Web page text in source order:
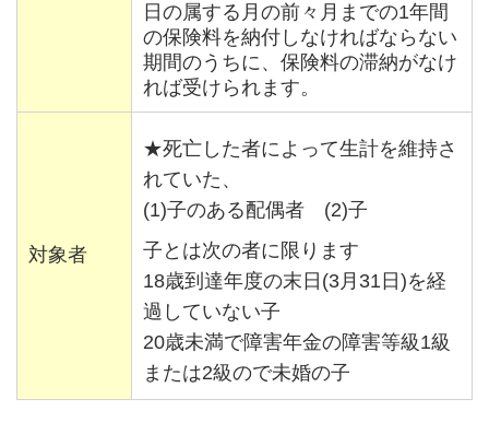
日の属する月の前々月までの1年間
の保険料を納付しなければならない
期間のうちに、保険料の滞納がなけ
れば受けられます。
対象者
★死亡した者によって生計を維持さ
れていた、
(1)子のある配偶者 (2)子
子とは次の者に限ります
18歳到達年度の末日(3月31日)を経
過していない子
20歳未満で障害年金の障害等級1級
または2級ので未婚の子